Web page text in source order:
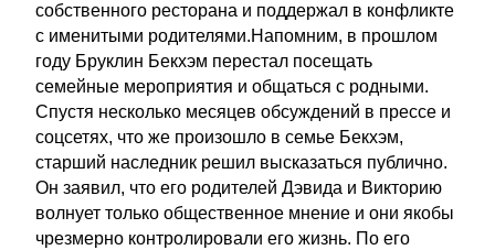
собственного ресторана и поддержал в конфликте
с именитыми родителями.Напомним, в прошлом
году Бруклин Бекхэм перестал посещать
семейные мероприятия и общаться с родными.
Спустя несколько месяцев обсуждений в прессе и
соцсетях, что же произошло в семье Бекхэм,
старший наследник решил высказаться публично.
Он заявил, что его родителей Дэвида и Викторию
волнует только общественное мнение и они якобы
чрезмерно контролировали его жизнь. По его